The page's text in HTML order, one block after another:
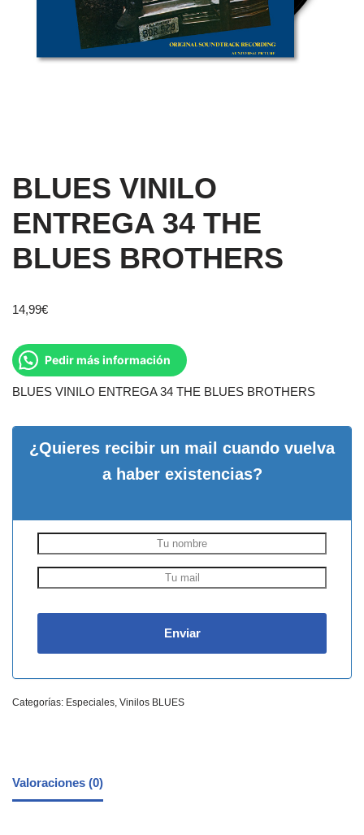
BLUES VINILO
ENTREGA 34 THE
BLUES BROTHERS
14,99€
Pedir más información
BLUES VINILO ENTREGA 34 THE BLUES BROTHERS
¿Quieres recibir un mail cuando vuelva
a haber existencias?
Categorías: Especiales, Vinilos BLUES
Valoraciones (0)